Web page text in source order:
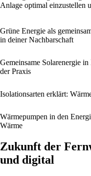
Anlage optimal einzustellen
Grüne Energie als
in deiner Nachbarschaft
Gemeinsame Solarenergie
der Praxis
Isolationsarten erklärt:
Wärmepumpen in den
Wärme
Zukunft der
und digital